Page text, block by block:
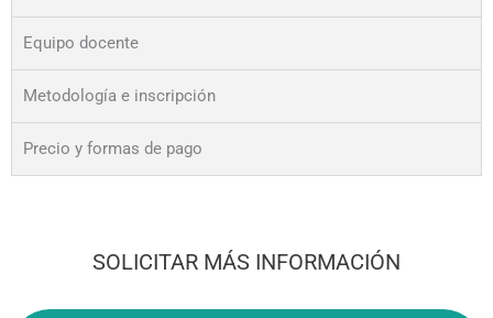
Equipo docente
Metodología e inscripción
Precio y formas de pago
SOLICITAR MÁS INFORMACIÓN